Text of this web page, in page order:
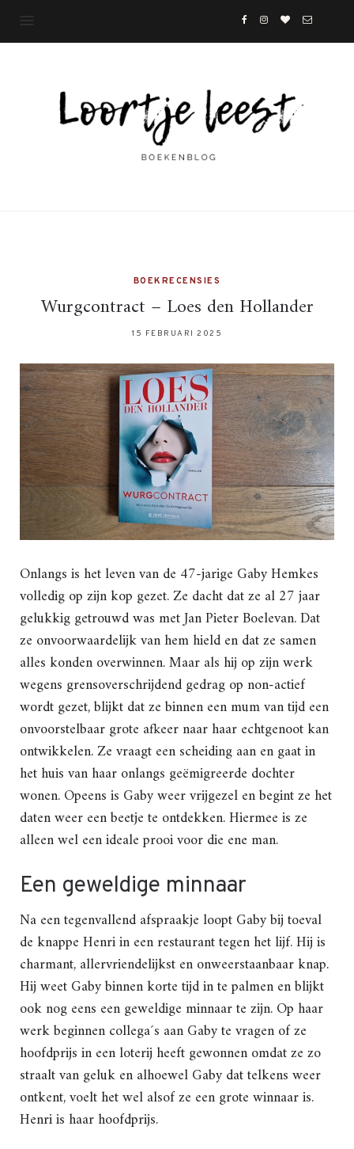
BOEKRECENSIES
Wurgcontract – Loes den Hollander
15 FEBRUARI 2025
Onlangs is het leven van de 47-jarige Gaby Hemkes
volledig op zijn kop gezet. Ze dacht dat ze al 27 jaar
gelukkig getrouwd was met Jan Pieter Boelevan. Dat
ze onvoorwaardelijk van hem hield en dat ze samen
alles konden overwinnen. Maar als hij op zijn werk
wegens grensoverschrijdend gedrag op non-actief
wordt gezet, blijkt dat ze binnen een mum van tijd een
onvoorstelbaar grote afkeer naar haar echtgenoot kan
ontwikkelen. Ze vraagt een scheiding aan en gaat in
het huis van haar onlangs geëmigreerde dochter
wonen. Opeens is Gaby weer vrijgezel en begint ze het
daten weer een beetje te ontdekken. Hiermee is ze
alleen wel een ideale prooi voor die ene man.
Een geweldige minnaar
Na een tegenvallend afspraakje loopt Gaby bij toeval
de knappe Henri in een restaurant tegen het lijf. Hij is
charmant, allervriendelijkst en onweerstaanbaar knap.
Hij weet Gaby binnen korte tijd in te palmen en blijkt
ook nog eens een geweldige minnaar te zijn. Op haar
werk beginnen collega´s aan Gaby te vragen of ze
hoofdprijs in een loterij heeft gewonnen omdat ze zo
straalt van geluk en alhoewel Gaby dat telkens weer
ontkent, voelt het wel alsof ze een grote winnaar is.
Henri is haar hoofdprijs.